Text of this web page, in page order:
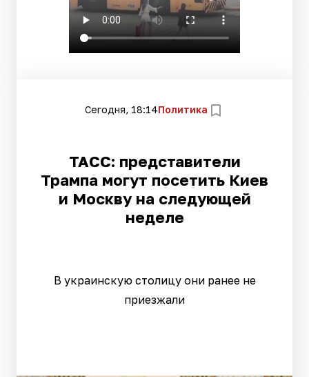
Сегодня, 18:14Политика
ТАСС: представители
Трампа могут посетить Киев
и Москву на следующей
неделе
В украинскую столицу они ранее не
приезжали